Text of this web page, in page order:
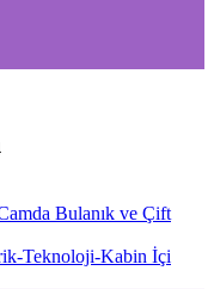
Bulanık ve Çift
Teknoloji-Kabin İçi